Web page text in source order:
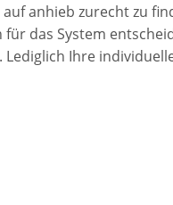
anhieb zurecht zu
das System
Ihre